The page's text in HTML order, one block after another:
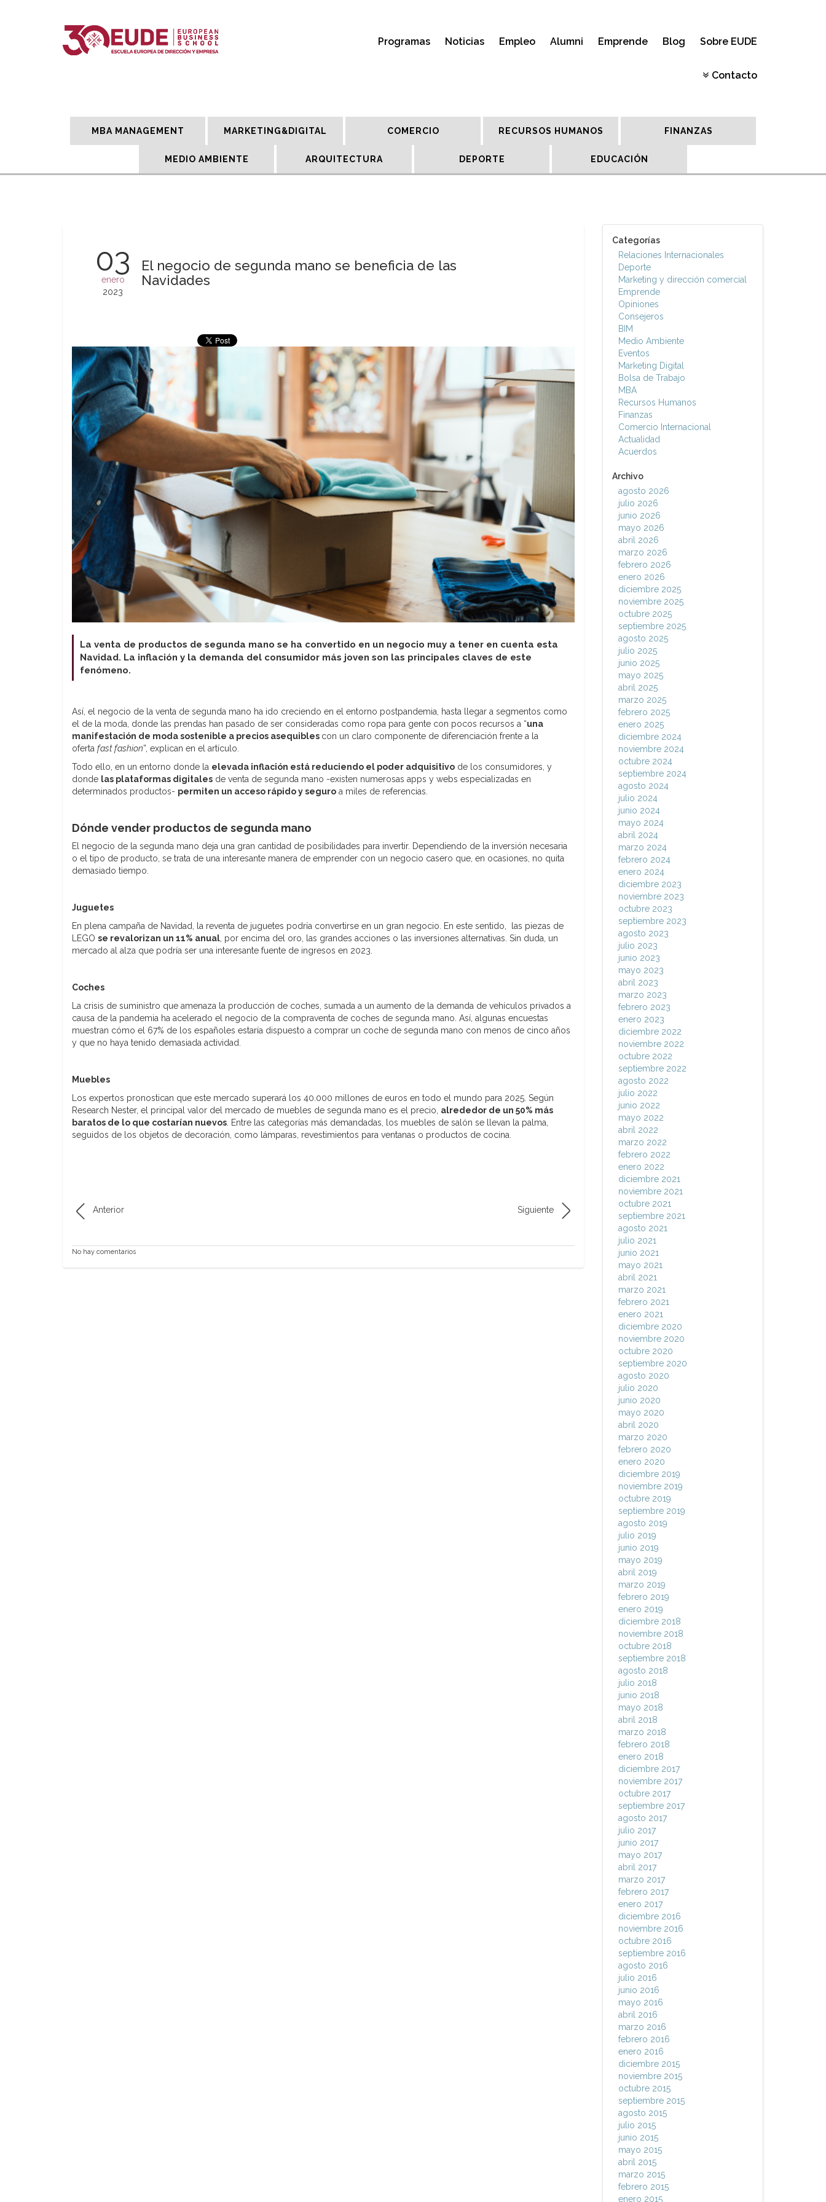
Programas Noticias Empleo Alumni Emprende Blog Sobre EUDE
Contacto
MBA MANAGEMENT MARKETING&DIGITAL COMERCIO RECURSOS HUMANOS FINANZAS
MEDIO AMBIENTE ARQUITECTURA DEPORTE EDUCACIÓN
03
enero
2023
El negocio de segunda mano se beneficia de las
Navidades
La venta de productos de segunda mano se ha convertido en un negocio muy a tener en cuenta esta
Navidad. La inflación y la demanda del consumidor más joven son las principales claves de este
fenómeno.
Así, el negocio de la venta de segunda mano ha ido creciendo en el entorno postpandemia, hasta llegar a segmentos como
el de la moda, donde las prendas han pasado de ser consideradas como ropa para gente con pocos recursos a “una
manifestación de moda sostenible a precios asequibles con un claro componente de diferenciación frente a la
oferta fast fashion”, explican en el artículo.
Todo ello, en un entorno donde la elevada inflación está reduciendo el poder adquisitivo de los consumidores, y
donde las plataformas digitales de venta de segunda mano -existen numerosas apps y webs especializadas en
determinados productos- permiten un acceso rápido y seguro a miles de referencias.
Dónde vender productos de segunda mano
El negocio de la segunda mano deja una gran cantidad de posibilidades para invertir. Dependiendo de la inversión necesaria
o el tipo de producto, se trata de una interesante manera de emprender con un negocio casero que, en ocasiones, no quita
demasiado tiempo.
Juguetes
En plena campaña de Navidad, la reventa de juguetes podría convertirse en un gran negocio. En este sentido, las piezas de
LEGO se revalorizan un 11% anual , por encima del oro, las grandes acciones o las inversiones alternativas. Sin duda, un
mercado al alza que podría ser una interesante fuente de ingresos en 2023.
Coches
La crisis de suministro que amenaza la producción de coches, sumada a un aumento de la demanda de vehículos privados a
causa de la pandemia ha acelerado el negocio de la compraventa de coches de segunda mano. Así, algunas encuestas
muestran cómo el 67% de los españoles estaría dispuesto a comprar un coche de segunda mano con menos de cinco años
y que no haya tenido demasiada actividad.
Muebles
Los expertos pronostican que este mercado superará los 40.000 millones de euros en todo el mundo para 2025. Según
Research Nester, el principal valor del mercado de muebles de segunda mano es el precio, alrededor de un 50% más
baratos de lo que costarían nuevos . Entre las categorías más demandadas, los muebles de salón se llevan la palma,
seguidos de los objetos de decoración, como lámparas, revestimientos para ventanas o productos de cocina.
Anterior Siguiente
No hay comentarios
Categorías
Relaciones Internacionales
Deporte
Marketing y dirección comercial
Emprende
Opiniones
Consejeros
BIM
Medio Ambiente
Eventos
Marketing Digital
Bolsa de Trabajo
MBA
Recursos Humanos
Finanzas
Comercio Internacional
Actualidad
Acuerdos
Archivo
agosto 2026
julio 2026
junio 2026
mayo 2026
abril 2026
marzo 2026
febrero 2026
enero 2026
diciembre 2025
noviembre 2025
octubre 2025
septiembre 2025
agosto 2025
julio 2025
junio 2025
mayo 2025
abril 2025
marzo 2025
febrero 2025
enero 2025
diciembre 2024
noviembre 2024
octubre 2024
septiembre 2024
agosto 2024
julio 2024
junio 2024
mayo 2024
abril 2024
marzo 2024
febrero 2024
enero 2024
diciembre 2023
noviembre 2023
octubre 2023
septiembre 2023
agosto 2023
julio 2023
junio 2023
mayo 2023
abril 2023
marzo 2023
febrero 2023
enero 2023
diciembre 2022
noviembre 2022
octubre 2022
septiembre 2022
agosto 2022
julio 2022
junio 2022
mayo 2022
abril 2022
marzo 2022
febrero 2022
enero 2022
diciembre 2021
noviembre 2021
octubre 2021
septiembre 2021
agosto 2021
julio 2021
junio 2021
mayo 2021
abril 2021
marzo 2021
febrero 2021
enero 2021
diciembre 2020
noviembre 2020
octubre 2020
septiembre 2020
agosto 2020
julio 2020
junio 2020
mayo 2020
abril 2020
marzo 2020
febrero 2020
enero 2020
diciembre 2019
noviembre 2019
octubre 2019
septiembre 2019
agosto 2019
julio 2019
junio 2019
mayo 2019
abril 2019
marzo 2019
febrero 2019
enero 2019
diciembre 2018
noviembre 2018
octubre 2018
septiembre 2018
agosto 2018
julio 2018
junio 2018
mayo 2018
abril 2018
marzo 2018
febrero 2018
enero 2018
diciembre 2017
noviembre 2017
octubre 2017
septiembre 2017
agosto 2017
julio 2017
junio 2017
mayo 2017
abril 2017
marzo 2017
febrero 2017
enero 2017
diciembre 2016
noviembre 2016
octubre 2016
septiembre 2016
agosto 2016
julio 2016
junio 2016
mayo 2016
abril 2016
marzo 2016
febrero 2016
enero 2016
diciembre 2015
noviembre 2015
octubre 2015
septiembre 2015
agosto 2015
julio 2015
junio 2015
mayo 2015
abril 2015
marzo 2015
febrero 2015
enero 2015